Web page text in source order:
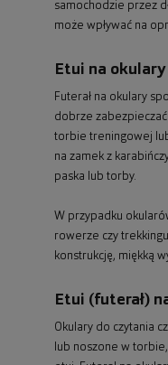
samochodzie przez
może wpływać na
Etui na
Futerał na okulary
dobrze
torbie treningowej
na zamek z
paska lub torby.
W przypadku
rowerze czy
konstrukcję, miękką
Etui (futerał)
Okulary do czytania
lub noszone w